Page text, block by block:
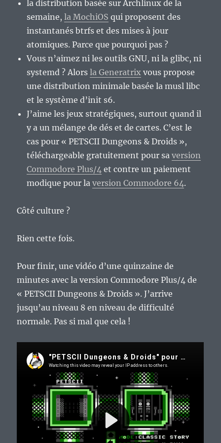
la distribution basée sur Archlinux de la
semaine,la MochiOS qui proposent des
instantanés btrfs et des mises à jour
atomiques. Parce que pourquoi pas ?
Vous n’aimez ni les outils GNU, ni la glibc, ni
systemd ? Alorsla Generatrix vous propose
une distribution minimale basée la musl libc
et le système d’init s6.
J’aime les jeux stratégiques, surtout quand il
y a un mélange de dés et de cartes. C’est le
cas pour « PETSCII Dungeons & Droids »,
téléchargeable gratuitement pour saversion
Commodore Plus/4 et contre un paiement
modique pour laversion Commodore 64.
Côté culture ?
Rien cette fois.
Pour finir, une vidéo d’une quinzaine de
minutes avec la version Commodore Plus/4 de
« PETSCII Dungeons & Droids ». J’arrive
jusqu’au niveau 8 en niveau de difficulté
normale. Pas si mal que cela !